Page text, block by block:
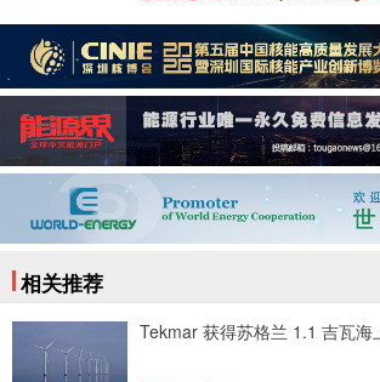
相关推荐
Tekmar 获得苏格兰 1.1 吉瓦海